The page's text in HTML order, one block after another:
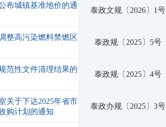
布城镇基准地价的通
泰政文规〔2026〕1号
整高污染燃料禁燃区
泰政规〔2025〕5号
范性文件清理结果的
泰政规〔2025〕4号
关于下达2025年省市
购计划的通知
泰政办规〔2025〕3号